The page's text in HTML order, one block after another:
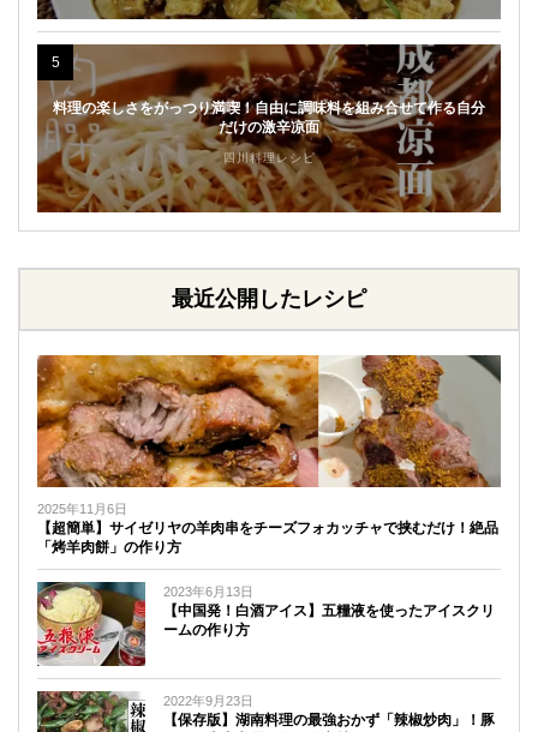
5
料理の楽しさをがっつり満喫！自由に調味料を組み合せて作る自分
だけの激辛凉面
四川料理レシピ
最近公開したレシピ
2025年11月6日
【超簡単】サイゼリヤの羊肉串をチーズフォカッチャで挟むだけ！絶品
「烤羊肉餅」の作り方
2023年6月13日
【中国発！白酒アイス】五糧液を使ったアイスクリ
ームの作り方
2022年9月23日
【保存版】湖南料理の最強おかず「辣椒炒肉」！豚